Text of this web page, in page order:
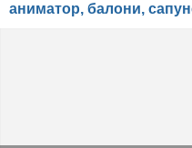
аниматор, балони,